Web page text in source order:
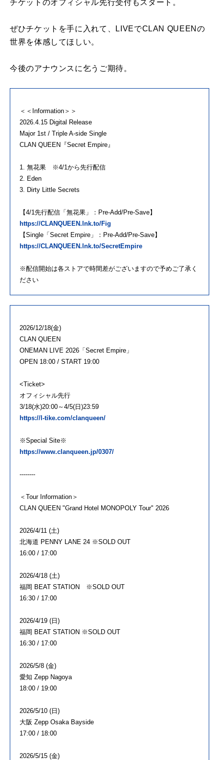
チケットのオフィシャル先行受付もスタート。
ぜひチケットを手に入れて、LIVEでCLAN QUEENの
世界を体感してほしい。
今後のアナウンスに乞うご期待。
＜＜Information＞＞
2026.4.15 Digital Release
Major 1st / Triple A-side Single
CLAN QUEEN『Secret Empire』
1. 無花果 ※4/1から先行配信
2. Eden
3. Dirty Little Secrets
【4/1先行配信「無花果」：Pre-Add/Pre-Save】
https://CLANQUEEN.lnk.to/Fig
【Single「Secret Empire」：Pre-Add/Pre-Save】
https://CLANQUEEN.lnk.to/SecretEmpire
※配信開始は各ストアで時間差がございますので予めご了承く
ださい
2026/12/18(金)
CLAN QUEEN
ONEMAN LIVE 2026「Secret Empire」
OPEN 18:00 / START 19:00
<Ticket>
オフィシャル先行
3/18(水)20:00～4/5(日)23:59
https://l-tike.com/clanqueen/
※Special Site※
https://www.clanqueen.jp/0307/
--------
＜Tour Information＞
CLAN QUEEN "Grand Hotel MONOPOLY Tour" 2026
2026/4/11 (土)
北海道 PENNY LANE 24 ※SOLD OUT
16:00 / 17:00
2026/4/18 (土)
福岡 BEAT STATION ※SOLD OUT
16:30 / 17:00
2026/4/19 (日)
福岡 BEAT STATION ※SOLD OUT
16:30 / 17:00
2026/5/8 (金)
愛知 Zepp Nagoya
18:00 / 19:00
2026/5/10 (日)
大阪 Zepp Osaka Bayside
17:00 / 18:00
2026/5/15 (金)